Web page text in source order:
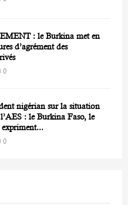
: le Burkina met en
d’agrément des
0
nigérian sur la situation
: le Burkina Faso, le
0